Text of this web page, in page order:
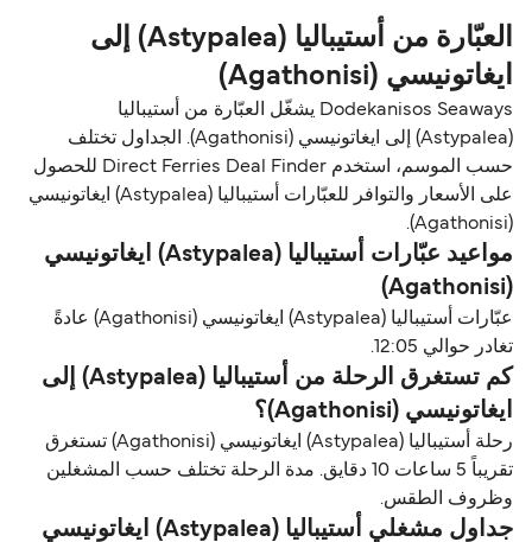
العبّارة من أستيباليا (Astypalea) إلى
ايغاتونيسي (Agathonisi)
Dodekanisos Seaways يشغّل العبّارة من أستيباليا
(Astypalea) إلى ايغاتونيسي (Agathonisi). الجداول تختلف
حسب الموسم، استخدم Direct Ferries Deal Finder للحصول
على الأسعار والتوافر للعبّارات أستيباليا (Astypalea) ايغاتونيسي
(Agathonisi).
مواعيد عبّارات أستيباليا (Astypalea) ايغاتونيسي
(Agathonisi)
عبّارات أستيباليا (Astypalea) ايغاتونيسي (Agathonisi) عادةً
تغادر حوالي 12:05.
كم تستغرق الرحلة من أستيباليا (Astypalea) إلى
ايغاتونيسي (Agathonisi)؟
رحلة أستيباليا (Astypalea) ايغاتونيسي (Agathonisi) تستغرق
تقريباً 5 ساعات 10 دقايق. مدة الرحلة تختلف حسب المشغلين
وظروف الطقس.
جداول مشغلي أستيباليا (Astypalea) ايغاتونيسي